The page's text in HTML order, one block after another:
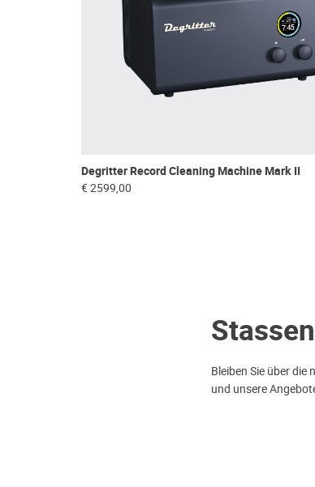
Degritter Record Cleaning Machine Mark II
€ 2599,00
Bleiben Sie über die
und unsere